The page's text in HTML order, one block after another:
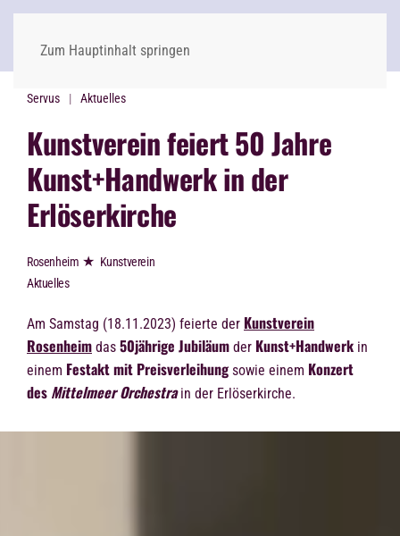
Zum Hauptinhalt springen
Servus Aktuelles
Kunstverein feiert 50 Jahre
Kunst+Handwerk in der
Erlöserkirche
Rosenheim ★ Kunstverein
Aktuelles
Am Samstag (18.11.2023) feierte der Kunstverein
Rosenheim das 50jährige Jubiläum der Kunst+Handwerk in
einem Festakt mit Preisverleihung sowie einem Konzert
des Mittelmeer Orchestrain der Erlöserkirche.